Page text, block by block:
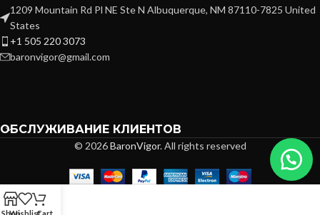
1209 Mountain Rd Pl NE Ste N Albuquerque, NM 87110-7825 United
States
+1 505 220 3073
baronvigor@gmail.com
ОБСЛУЖИВАНИЕ КЛИЕНТОВ
© 2026BaronVigor. All rights reserved